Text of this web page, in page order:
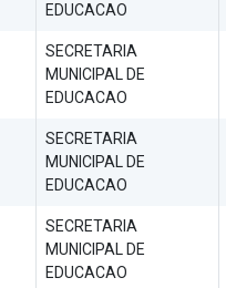
EDUCACAO
SECRETARIA
MUNICIPAL DE
EDUCACAO
SECRETARIA
MUNICIPAL DE
EDUCACAO
SECRETARIA
MUNICIPAL DE
EDUCACAO